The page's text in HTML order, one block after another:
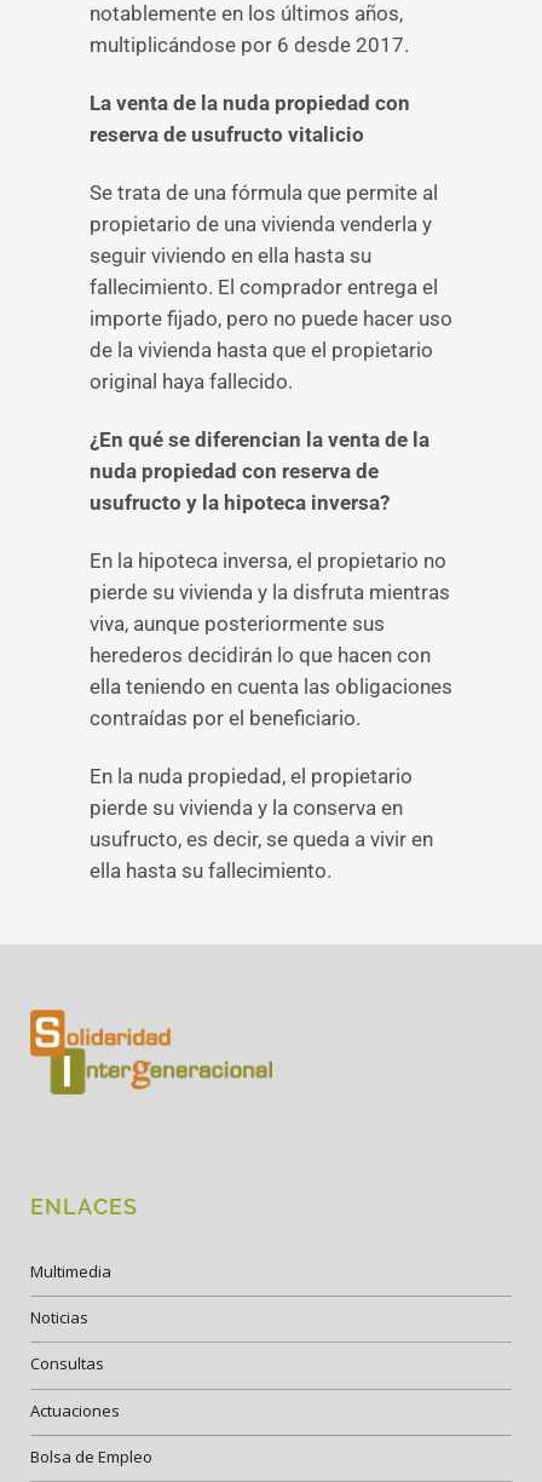
notablemente en los últimos años,
multiplicándose por 6 desde 2017.
La venta de la nuda propiedad con
reserva de usufructo vitalicio
Se trata de una fórmula que permite al
propietario de una vivienda venderla y
seguir viviendo en ella hasta su
fallecimiento. El comprador entrega el
importe fijado, pero no puede hacer uso
de la vivienda hasta que el propietario
original haya fallecido.
¿En qué se diferencian la venta de la
nuda propiedad con reserva de
usufructo y la hipoteca inversa?
En la hipoteca inversa, el propietario no
pierde su vivienda y la disfruta mientras
viva, aunque posteriormente sus
herederos decidirán lo que hacen con
ella teniendo en cuenta las obligaciones
contraídas por el beneficiario.
En la nuda propiedad, el propietario
pierde su vivienda y la conserva en
usufructo, es decir, se queda a vivir en
ella hasta su fallecimiento.
ENLACES
Multimedia
Noticias
Consultas
Actuaciones
Bolsa de Empleo